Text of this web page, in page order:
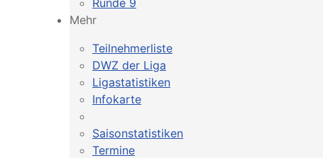
Runde 9
Mehr
Teilnehmerliste
DWZ der Liga
Ligastatistiken
Infokarte
Saisonstatistiken
Termine